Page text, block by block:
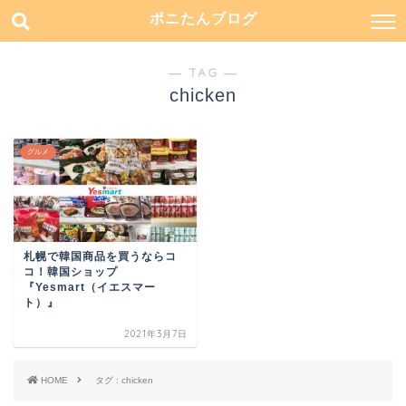
ポニたんブログ
― TAG ―
chicken
グルメ
札幌で韓国商品を買うならコ
コ！韓国ショップ
『Yesmart（イエスマー
ト）』
2021年3月7日
HOME タグ : chicken